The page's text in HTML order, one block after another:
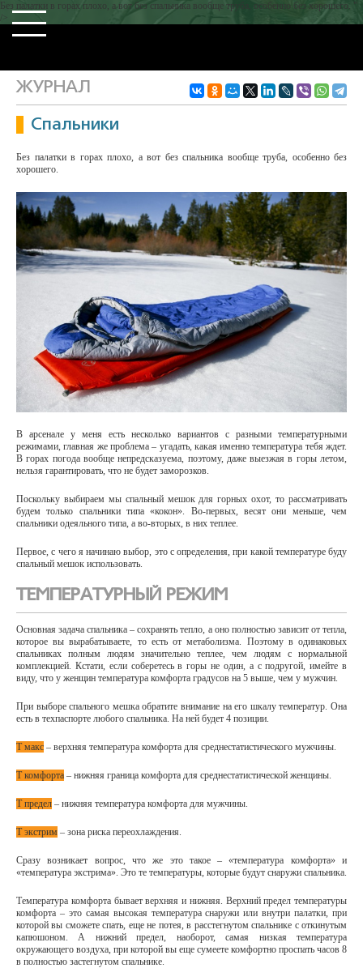
Без палатки в горах плохо, а вот без спальника вообще труба, особенно без хорошего. "
/>
ЖУРНАЛ
Спальники
Без палатки в горах плохо, а вот без спальника вообще труба, особенно без
хорошего.
В арсенале у меня есть несколько вариантов с разными температурными
режимами, главная же проблема – угадать, какая именно температура тебя ждет.
В горах погода вообще непредсказуема, поэтому, даже выезжая в горы летом,
нельзя гарантировать, что не будет заморозков.
Поскольку выбираем мы спальный мешок для горных охот, то рассматривать
будем только спальники типа «кокон». Во-первых, весят они меньше, чем
спальники одеяльного типа, а во-вторых, в них теплее.
Первое, с чего я начинаю выбор, это с определения, при какой температуре буду
спальный мешок использовать.
ТЕМПЕРАТУРНЫЙ РЕЖИМ
Основная задача спальника – сохранять тепло, а оно полностью зависит от тепла,
которое вы вырабатываете, то есть от метаболизма. Поэтому в одинаковых
спальниках полным людям значительно теплее, чем людям с нормальной
комплекцией. Кстати, если соберетесь в горы не один, а с подругой, имейте в
виду, что у женщин температура комфорта градусов на 5 выше, чем у мужчин.
При выборе спального мешка обратите внимание на его шкалу температур. Она
есть в техпаспорте любого спальника. На ней будет 4 позиции.
Т макс – верхняя температура комфорта для среднестатистического мужчины.
Т комфорта – нижняя граница комфорта для среднестатистической женщины.
Т предел – нижняя температура комфорта для мужчины.
Т экстрим – зона риска переохлаждения.
Сразу возникает вопрос, что же это такое – «температура комфорта» и
«температура экстрима». Это те температуры, которые будут снаружи спальника.
Температура комфорта бывает верхняя и нижняя. Верхний предел температуры
комфорта – это самая высокая температура снаружи или внутри палатки, при
которой вы сможете спать, еще не потея, в расстегнутом спальнике с откинутым
капюшоном. А нижний предел, наоборот, самая низкая температура
окружающего воздуха, при которой вы еще сумеете комфортно проспать часов 8
в полностью застегнутом спальнике.